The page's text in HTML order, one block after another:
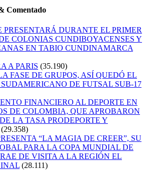
Comentado
PRESENTARÁ DURANTE EL PRIMER
COLONIAS CUNDIBOYACENSES Y
EN TABIO CUNDINAMARCA
A PARIS (35.190)
FASE DE GRUPOS, ASÍ QUEDÓ EL
DE FUTSAL SUB-17
FINANCIERO AL DEPORTE EN
DE COLOMBIA, QUE APROBARON
LA TASA PRODEPORTE Y
(29.358)
“LA MAGIA DE CREER”, SU
PARA LA COPA MUNDIAL DE
DE VISITA A LA REGIÓN EL
(28.111)